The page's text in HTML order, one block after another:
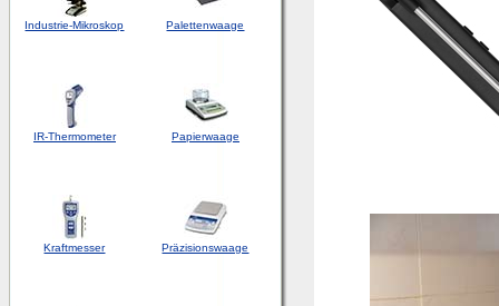
Industrie-Mikroskop Palettenwaage
IR-Thermometer Papierwaage
Kraftmesser Präzisionswaage